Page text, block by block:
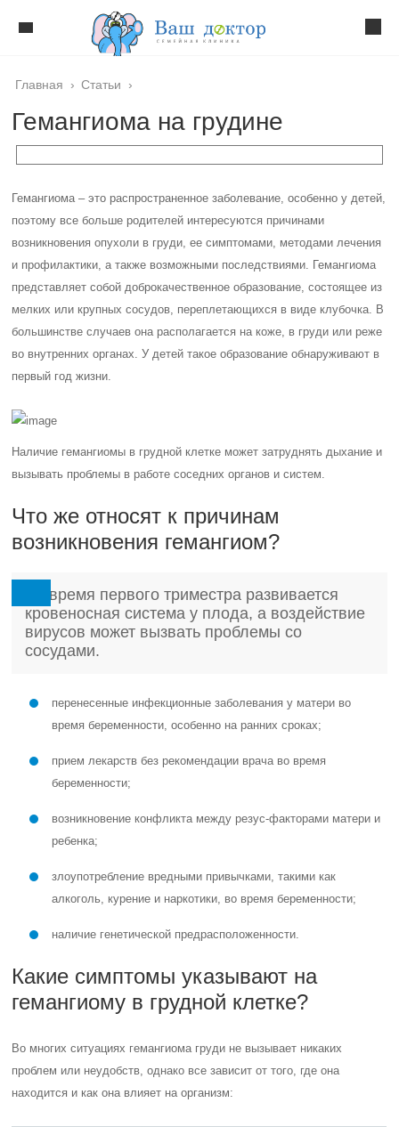
Главная › Статьи ›
Гемангиома на грудине
Гемангиома – это распространенное заболевание, особенно у детей,
поэтому все больше родителей интересуются причинами
возникновения опухоли в груди, ее симптомами, методами лечения
и профилактики, а также возможными последствиями. Гемангиома
представляет собой доброкачественное образование, состоящее из
мелких или крупных сосудов, переплетающихся в виде клубочка. В
большинстве случаев она располагается на коже, в груди или реже
во внутренних органах. У детей такое образование обнаруживают в
первый год жизни.
Наличие гемангиомы в грудной клетке может затруднять дыхание и
вызывать проблемы в работе соседних органов и систем.
Что же относят к причинам
возникновения гемангиом?
Во время первого триместра развивается
кровеносная система у плода, а воздействие
вирусов может вызвать проблемы со
сосудами.
перенесенные инфекционные заболевания у матери во
время беременности, особенно на ранних сроках;
прием лекарств без рекомендации врача во время
беременности;
возникновение конфликта между резус-факторами матери и
ребенка;
злоупотребление вредными привычками, такими как
алкоголь, курение и наркотики, во время беременности;
наличие генетической предрасположенности.
Какие симптомы указывают на
гемангиому в грудной клетке?
Во многих ситуациях гемангиома груди не вызывает никаких
проблем или неудобств, однако все зависит от того, где она
находится и как она влияет на организм: